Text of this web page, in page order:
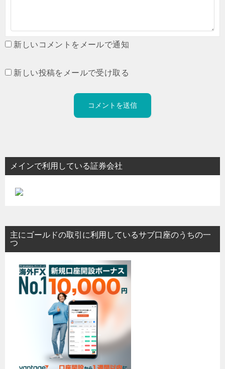
新しいコメントをメールで通知
新しい投稿をメールで受け取る
メインで利用している証券会社
主にゴールドの取引に利用しているサブ口座のうちの一
つ